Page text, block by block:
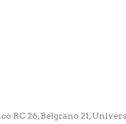
RC 26, Belgrano 21,